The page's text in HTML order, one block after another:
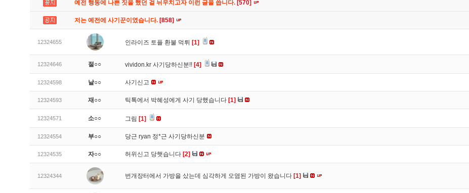
예전 행동에 나쁜 짓을 했던 걸 뉘우치고자 이런 글을 씁니다. [570]
저는 예전에 사기꾼이였습니다. [858]
12324655 인라이즈 토플 환불 먹튀 [1]
12324646 절○○ vividon.kr 사기당하신분!! [4]
12324598 날○○ 사기신고
12324593 재○○ 틱톡에서 박혜성에게 사기 당했습니다 [1]
12324571 소○○ 그림 [1]
12324554 부○○ 당근 ryan 정*근 사기당하신분
12324535 자○○ 허위신고 당햇습니다 [2]
12324344 번개장터에서 가방을 샀는데 심각하게 오염된 가방이 왔습니다 [1]